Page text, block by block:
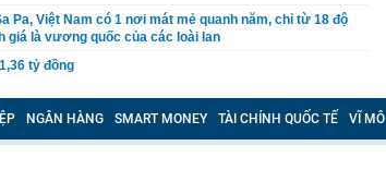
Pa, Việt Nam có 1 nơi mát mẻ quanh năm, chỉ từ 18 độ
giá là vương quốc của các loài lan
tỷ đồng
giáo viên BẠO HÀNH TRẺ EM; cơ quan Công an
dân, giáo viên, báo mẫu, cơ sở trông giữ trẻ
nhà nước tại doanh nghiệp, khuyến khích sáp nhập
NGÂN HÀNG SMART MONEY TÀI CHÍNH QUỐC TẾ VĨ MÔ